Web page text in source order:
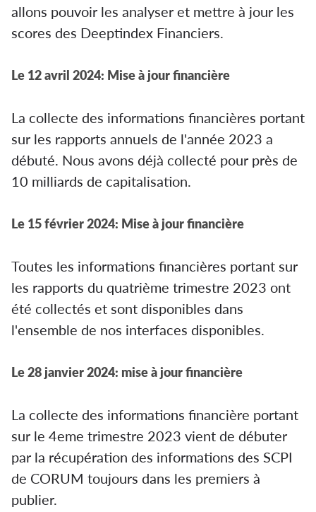
allons pouvoir les analyser et mettre à jour les
scores des Deeptindex Financiers.
Le 12 avril 2024: Mise à jour financière
La collecte des informations financières portant
sur les rapports annuels de l'année 2023 a
débuté. Nous avons déjà collecté pour près de
10 milliards de capitalisation.
Le 15 février 2024: Mise à jour financière
Toutes les informations financières portant sur
les rapports du quatrième trimestre 2023 ont
été collectés et sont disponibles dans
l'ensemble de nos interfaces disponibles.
Le 28 janvier 2024: mise à jour financière
La collecte des informations financière portant
sur le 4eme trimestre 2023 vient de débuter
par la récupération des informations des SCPI
de CORUM toujours dans les premiers à
publier.